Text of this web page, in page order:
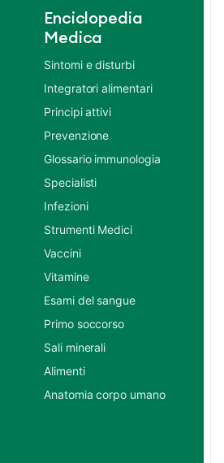
Enciclopedia
Medica
Sintomi e disturbi
Integratori alimentari
Principi attivi
Prevenzione
Glossario immunologia
Specialisti
Infezioni
Strumenti Medici
Vaccini
Vitamine
Esami del sangue
Primo soccorso
Sali minerali
Alimenti
Anatomia corpo umano